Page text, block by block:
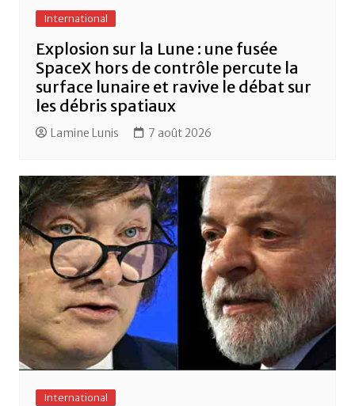
International
Explosion sur la Lune : une fusée
SpaceX hors de contrôle percute la
surface lunaire et ravive le débat sur
les débris spatiaux
Lamine Lunis 7 août 2026
International